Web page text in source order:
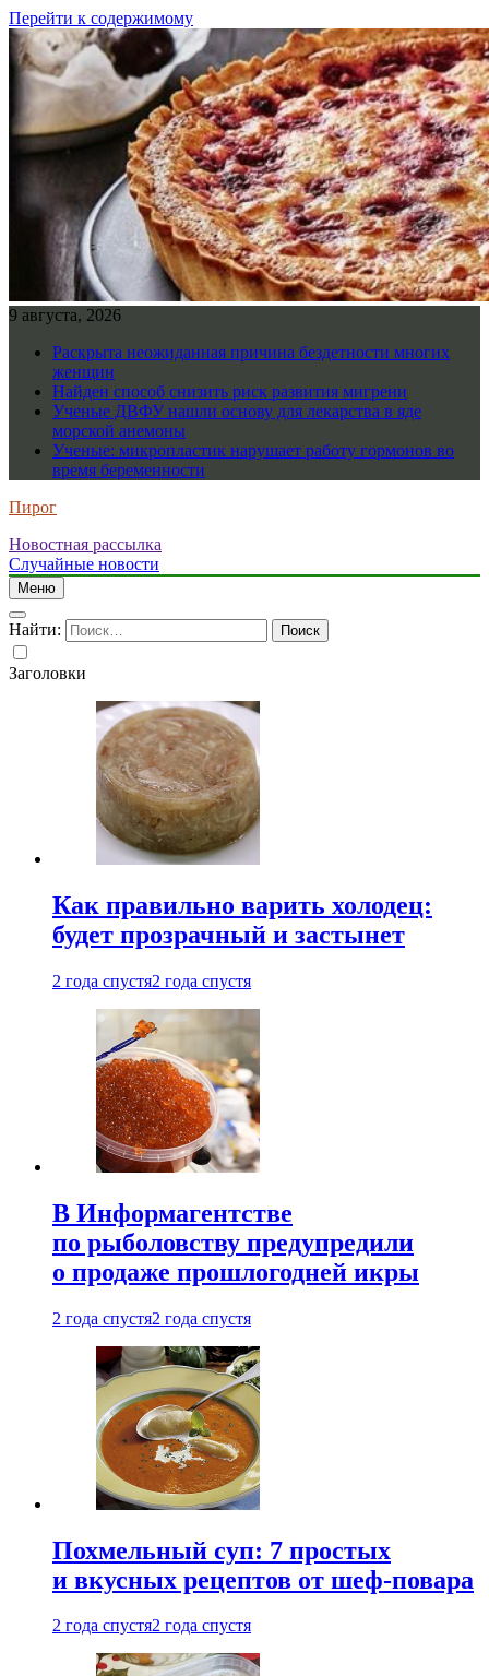
Перейти к содержимому
9 августа, 2026
Раскрыта неожиданная причина бездетности многих
женщин
Найден способ снизить риск развития мигрени
Ученые ДВФУ нашли основу для лекарства в яде
морской анемоны
Ученые: микропластик нарушает работу гормонов во
время беременности
Пирог
Новостная рассылка
Случайные новости
Меню
Найти:
Заголовки
Как правильно варить холодец:
будет прозрачный и застынет
2 года спустя2 года спустя
В Информагентстве
по рыболовству предупредили
о продаже прошлогодней икры
2 года спустя2 года спустя
Похмельный суп: 7 простых
и вкусных рецептов от шеф-повара
2 года спустя2 года спустя